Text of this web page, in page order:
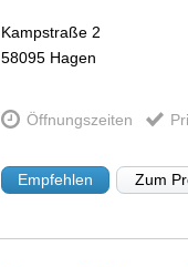
Kampstraße 2
58095 Hagen
Öffnungszeiten
Empfehlen Zum